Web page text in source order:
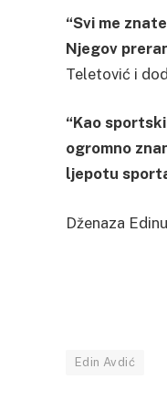
“Svi me
Njegov
Teletović i
“Kao
ogromno
ljepotu
Dženaza
Edin Avdić